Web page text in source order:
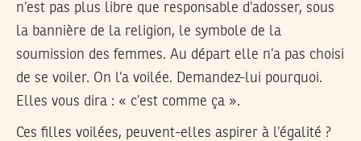
n’est pas plus libre que responsable d’adosser, sous
la bannière de la religion, le symbole de la
soumission des femmes. Au départ elle n’a pas choisi
de se voiler. On l’a voilée. Demandez-lui pourquoi.
Elles vous dira : « c’est comme ça ».
Ces filles voilées, peuvent-elles aspirer à l’égalité ?